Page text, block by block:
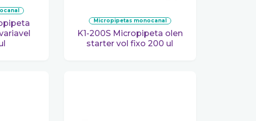
micropipetas monocanal
K1-200S Micropipeta olen
starter vol fixo 200 ul